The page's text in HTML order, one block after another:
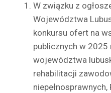
W związku z
Województwa
konkursu ofert na
publicznych w 2025
województwa
rehabilitacji